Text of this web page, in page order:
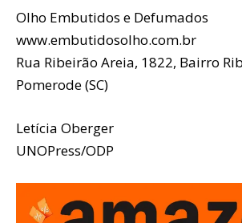
Olho Embutidos e Defumados
www.embutidosolho.com.br
Rua Ribeirão Areia, 1822, Bairro
Pomerode (SC)
Letícia Oberger
UNOPress/ODP